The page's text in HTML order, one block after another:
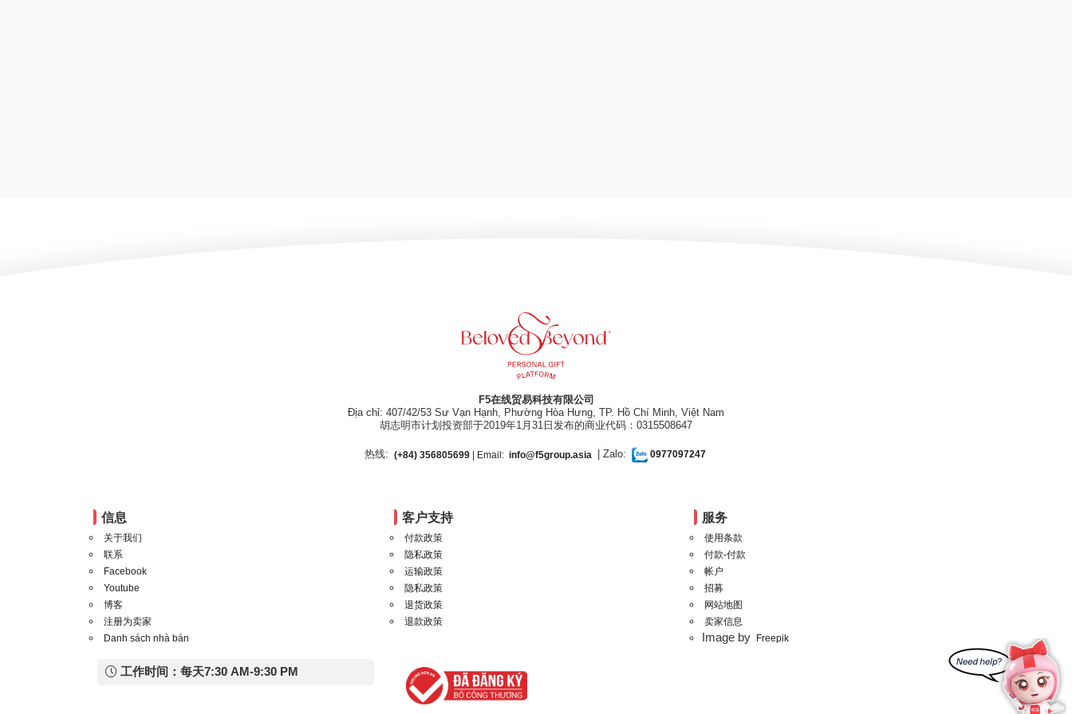
F5在线贸易科技有限公司
Địa chỉ: 407/42/53 Sư Vạn Hạnh, Phường Hòa Hưng, TP. Hồ Chí Minh, Việt Nam
胡志明市计划投资部于2019年1月31日发布的商业代码：0315508647
热线: (+84) 356805699| Email: info@f5group.asia | Zalo: 0977097247
信息
关于我们
联系
Facebook
Youtube
博客
注册为卖家
Danh sách nhà bán
客户支持
付款政策
隐私政策
运输政策
隐私政策
退货政策
退款政策
服务
使用条款
付款-付款
帐户
招募
网站地图
卖家信息
Image by Freepik
工作时间：每天7:30 AM-9:30 PM